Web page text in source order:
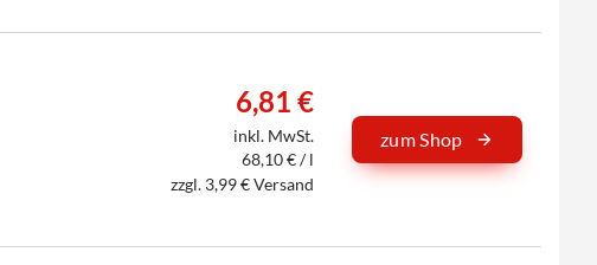
6,81 €
inkl. MwSt.
68,10 € / l
zzgl. 3,99 € Versand
zum Shop